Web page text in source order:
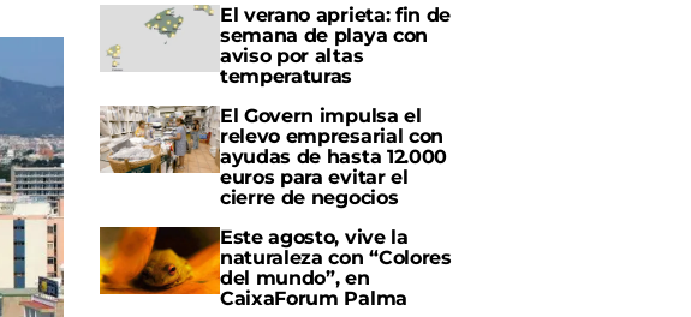
El verano aprieta: fin de
semana de playa con
aviso por altas
temperaturas
El Govern impulsa el
relevo empresarial con
ayudas de hasta 12.000
euros para evitar el
cierre de negocios
Este agosto, vive la
naturaleza con “Colores
del mundo”, en
CaixaForum Palma